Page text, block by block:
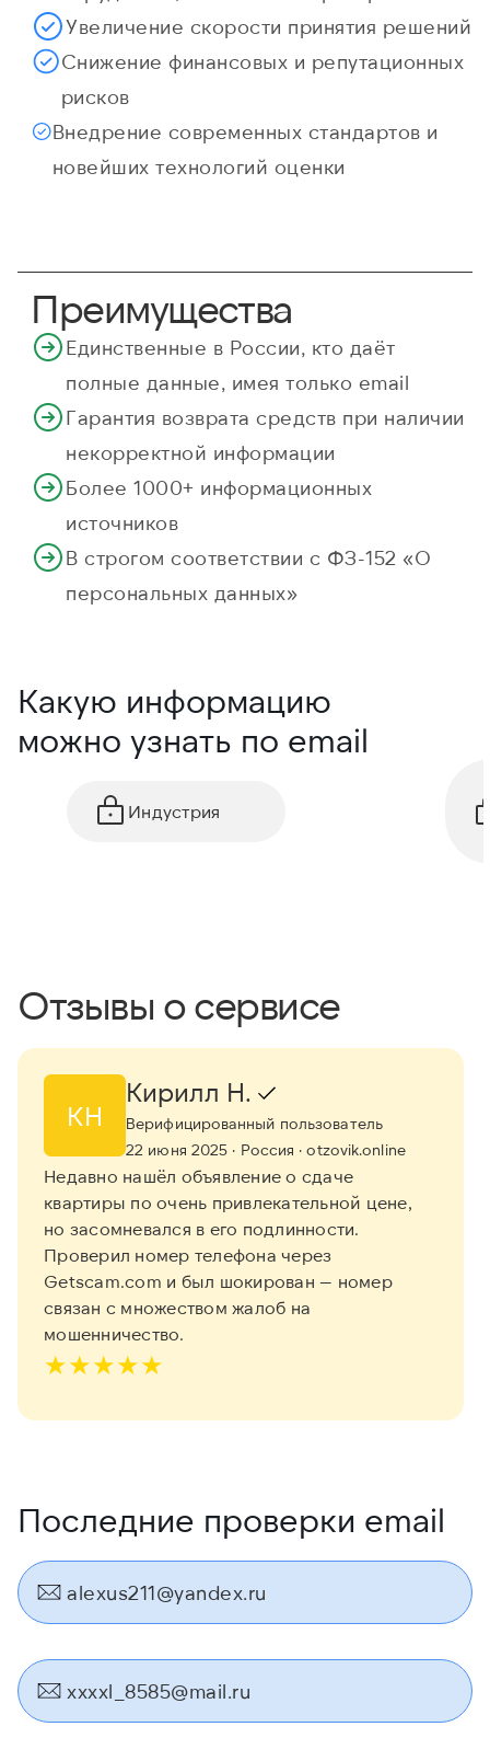
Увеличение скорости принятия решений
Снижение финансовых и репутационных
рисков
Внедрение современных стандартов и
новейших технологий оценки
Преимущества
Единственные в России, кто даёт
полные данные, имея только email
Гарантия возврата средств при наличии
некорректной информации
Более 1000+ информационных
источников
В строгом соответствии с ФЗ-152 «О
персональных данных»
Какую информацию
можно узнать по email
Индустрия
Отзывы о сервисе
КН
Кирилл Н.
Верифицированный пользователь
22 июня 2025 · Россия · otzovik.online
Недавно нашёл объявление о сдаче
квартиры по очень привлекательной цене,
но засомневался в его подлинности.
Проверил номер телефона через
Getscam.com и был шокирован — номер
связан с множеством жалоб на
мошенничество.
★★★★★
Последние проверки email
alexus211@yandex.ru
xxxxl_8585@mail.ru